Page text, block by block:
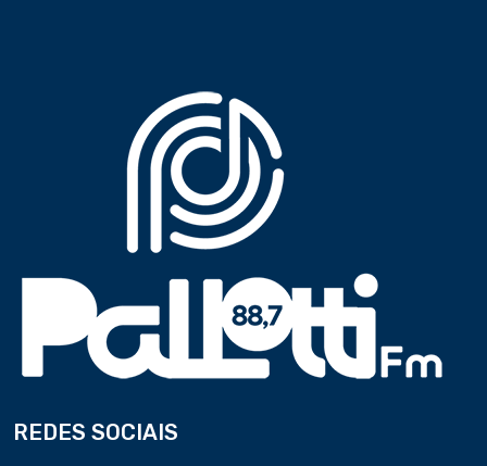
REDES SOCIAIS